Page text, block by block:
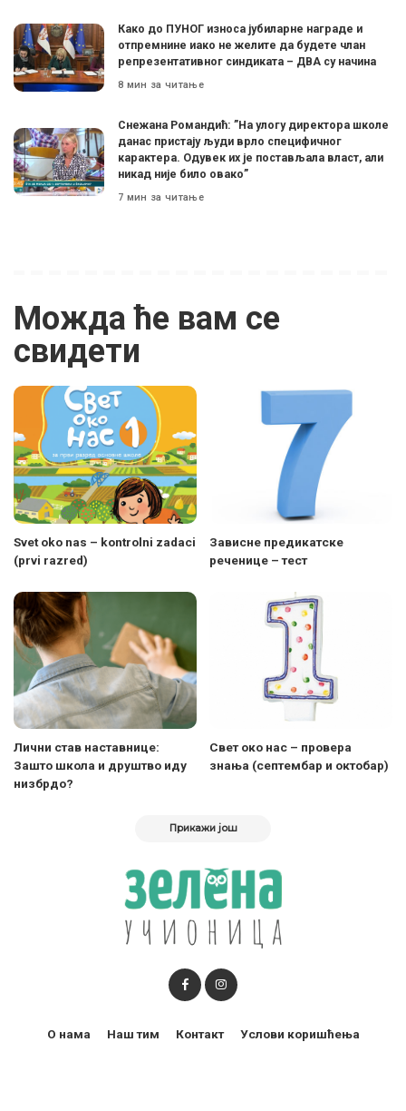
Како до ПУНОГ износа јубиларне награде и
отпремнине иако не желите да будете члан
репрезентативног синдиката – ДВА су начина
8 мин за читање
Снежана Романдић: ”На улогу директора школе
данас пристају људи врло специфичног
карактера. Одувек их је постављала власт, али
никад није било овако”
7 мин за читање
Можда ће вам се
свидети
Svet oko nas – kontrolni zadaci
(prvi razred)
Зависне предикатске
реченице – тест
Лични став наставнице:
Зашто школа и друштво иду
низбрдо?
Свет око нас – провера
знања (септембар и октобар)
Прикажи још
О нама Наш тим Контакт Услови коришћења